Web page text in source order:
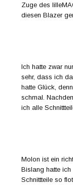
Zuge des
diesen Blazer
Ich hatte zwar
sehr, dass ich
hatte Glück,
schmal.
ich alle
Molon ist ein
Bislang hatte
Schnittteile so